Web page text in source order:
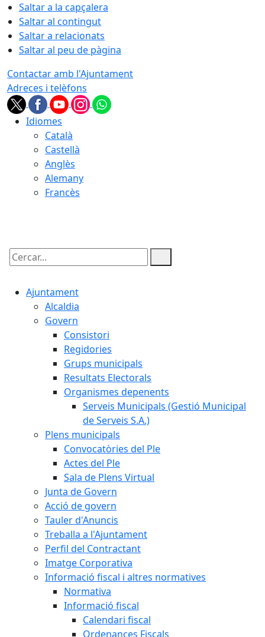
Saltar a la capçalera
Saltar al contingut
Saltar a relacionats
Saltar al peu de pàgina
Contactar amb l'Ajuntament
Adreces i telèfons
Idiomes
Català
Castellà
Anglès
Alemany
Francès
Cercar:
Ajuntament
Alcaldia
Govern
Consistori
Regidories
Grups municipals
Resultats Electorals
Organismes depenents
Serveis Municipals (Gestió Municipal
de Serveis S.A.)
Plens municipals
Convocatòries del Ple
Actes del Ple
Sala de Plens Virtual
Junta de Govern
Acció de govern
Tauler d'Anuncis
Treballa a l'Ajuntament
Perfil del Contractant
Imatge Corporativa
Informació fiscal i altres normatives
Normativa
Informació fiscal
Calendari fiscal
Ordenances Fiscals